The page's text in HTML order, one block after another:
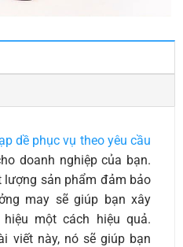
dề phục vụ theo yêu cầu
doanh nghiệp của bạn.
lượng sản phẩm đảm bảo
may sẽ giúp bạn xây
một cách hiệu quả.
viết này, nó sẽ giúp bạn